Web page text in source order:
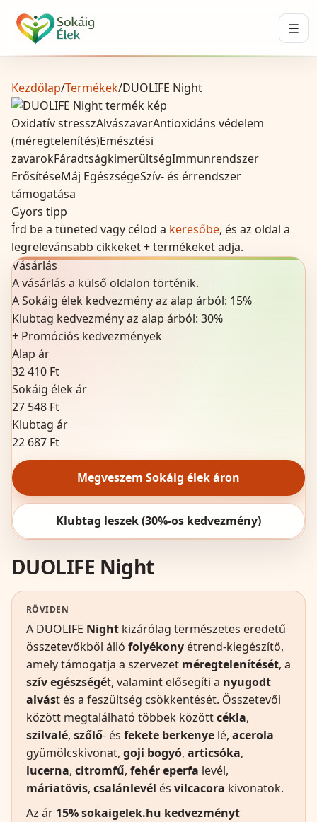
☰
Kezdőlap/Termékek/DUOLIFE Night
Oxidatív stresszAlvászavarAntioxidáns védelem
(méregtelenítés)Emésztési
zavarokFáradtságkimerültségImmunrendszer
ErősítéseMáj EgészségeSzív- és érrendszer
támogatása
Gyors tipp
Írd be a tüneted vagy célod a keresőbe, és az oldal a
legrelevánsabb cikkeket + termékeket adja.
Vásárlás
A vásárlás a külső oldalon történik.
A Sokáig élek kedvezmény az alap árból: 15%
Klubtag kedvezmény az alap árból: 30%
+ Promóciós kedvezmények
Alap ár
32 410 Ft
Sokáig élek ár
27 548 Ft
Klubtag ár
22 687 Ft
Megveszem Sokáig élek áron
Klubtag leszek (30%-os kedvezmény)
DUOLIFE Night
RÖVIDEN
A DUOLIFE Night kizárólag természetes eredetű
összetevőkből álló folyékony étrend-kiegészítő,
amely támogatja a szervezet méregtelenítését, a
szív egészségét, valamint elősegíti a nyugodt
alvást és a feszültség csökkentését. Összetevői
között megtalálható többek közöttcékla,
szilvalé, szőlő- és fekete berkenye lé, acerola
gyümölcskivonat, goji bogyó, articsóka,
lucerna, citromfű, fehér eperfa levél,
máriatövis, csalánlevél és vilcacora kivonatok.
Az ár 15% sokaigelek.hu kedvezményt